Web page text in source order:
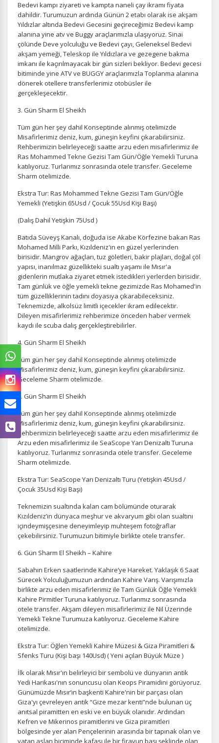
ÇEREZ KULLANIM AYARLARINIZ
Çerez tercihlerinizibelirleyin.
Daha fazla bilgi içinKVKK bilgilendirmemizi ,çerez kullanımve
gizlilik koşullarınıinceleyebilirsiniz.
Zorunlu Çerezler HER ZAMAN AKTIF
Bedevi kampı ziyareti ve kampta naneli çay ikramı fiyata
dahildir. Turumuzun ardında Günün 2 etabı olarak ise akşam
Yıldızlar altında Bedevi Gecesini geçireceğimiz Bedevi kamp
alanına yine atv ve Buggy araçlarımızla ulaşıyoruz. Sinai
çölünde Deve yolculuğu ve Bedevi çayı, Geleneksel Bedevi
akşam yemeği, Teleskop ile Yıldızlara ve gezegene bakma
imkanı ile kaçırılmayacak bir gün sizleri bekliyor. Bedevi gecesi
bitiminde yine ATV ve BUGGY araçlarımızla Toplanma alanına
dönerek otellere transferlerimiz otobüsler ile
gerçekleşecektir.
3. Gün Sharm El Sheikh
Tüm gün her şey dahil Konseptinde alınmış otelimizde
Misafirlerimiz deniz, kum, güneşin keyfini çıkarabilirsiniz.
Rehberimizin belirleyeceği saatte arzu eden misafirlerimiz ile
Ras Mohammed Tekne Gezisi Tam Gün/Öğle Yemekli Turuna
katılıyoruz. Turlarımız sonrasında otele transfer. Geceleme
Sharm otelimizde.
Ekstra Tur: Ras Mohammed Tekne Gezisi Tam Gün/Öğle
Yemekli (Yetişkin 65Usd / Çocuk 55Usd Kişi Başı)
(Dalış Dahil Yetişkin 75Usd )
Batıda Süveyş Kanalı, doğuda ise Akabe Körfezine bakan Ras
Mohamed Milli Parkı, Kızıldeniz'in en güzel yerlerinden
birisidir. Mangrov ağaçları, tuz göletleri, bakir plajları, doğal çöl
yapısı, inanılmaz güzellikteki sualtı yaşamı ile Mısır'a
gidenlerin mutlaka ziyaret etmek istedikleri yerlerden birisidir.
Tam günlük ve öğle yemekli tekne gezimizde Ras Mohamed'in
tüm güzelliklerinin tadını doyasıya çıkarabileceksiniz.
Teknemizde, alkolsüz limitli içecekler ikram edilecektir.
Dileyen misafirlerimiz rehberimize önceden haber vermek
kaydı ile scuba dalış gerçekleştirebilirler.
4. Gün Sharm El Sheikh
Tüm gün her şey dahil Konseptinde alınmış otelimizde
Misafirlerimiz deniz, kum, güneşin keyfini çıkarabilirsiniz.
Geceleme Sharm otelimizde.
5. Gün Sharm El Sheikh
Tüm gün her şey dahil Konseptinde alınmış otelimizde
Misafirlerimiz deniz, kum, güneşin keyfini çıkarabilirsiniz.
Rehberimizin belirleyeceği saatte arzu eden misafirlerimiz ile
Arzu eden misafirlerimiz ile SeaScope Yarı Denizaltı Turuna
katılıyoruz. Turlarımız sonrasında otele transfer. Geceleme
Sharm otelimizde.
Ekstra Tur: SeaScope Yarı Denizaltı Turu (Yetişkin 45Usd /
Çocuk 35Usd Kişi Başı)
Teknemizin sualtında kalan cam bölümünde oturarak
Kızıldeniz’in dünyaca meşhur ve akvaryum gibi olan sualtını
içindeymişçesine deneyimleyip muhteşem fotoğraflar
çekebilirsiniz. Turumuzun bitimiyle birlikte otele transfer.
6. Gün Sharm El Sheikh – Kahire
Sabahın Erken saatlerinde Kahire’ye Hareket. Yaklaşık 6 Saat
Sürecek Yolculuğumuzun ardından Kahire Varış. Varışımızla
birlikte arzu eden misafirlerimiz ile Tam Günlük Öğle Yemekli
Kahire Pirmitler Turuna katılıyoruz. Turlarımız sonrasında
otele transfer. Akşam dileyen misafirlerimiz ile Nil Üzerinde
Yemekli Tekne Turumuza katılıyoruz. Geceleme Kahire
otelimizde.
Ekstra Tur: Öğlen Yemekli Kahire Müzesi & Giza Piramitleri &
Sfenks Turu (Kişi başı 140Usd) ( Yeni açılan Büyük Müze )
İlk olarak Mısır'ın belirleyici bir sembolü ve dünyanın antik
Yedi Harikası'nın sonuncusu olan Keops Piramidini görüyoruz.
Günümüzde Mısır’ın başkenti Kahire'nin bir parçası olan
Giza'yı çevreleyen antik “Gize mezar kenti”nde bulunan üç
anıtsal piramitten en eski ve en büyük olanıdır. Ardından
Kefren ve Mikerinos piramitlerini ve Giza piramitleri
bölgesinde yer alan Pençelerinin arasında bir tapınak olan ve
yatan aslan biçiminde kafası ile bir firavun başı şeklinde olan